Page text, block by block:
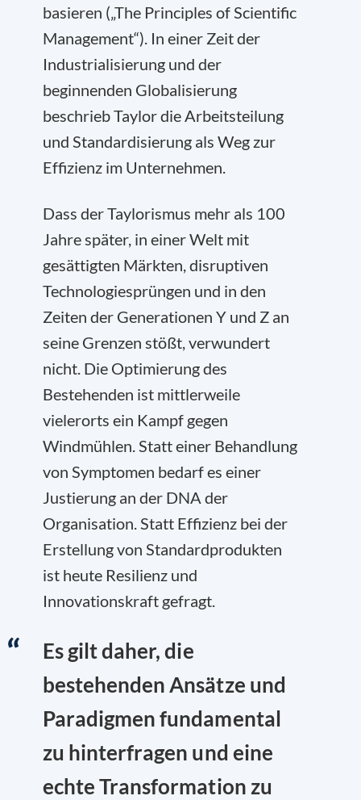
basieren („The Principles of Scientific
Management“). In einer Zeit der
Industrialisierung und der
beginnenden Globalisierung
beschrieb Taylor die Arbeitsteilung
und Standardisierung als Weg zur
Effizienz im Unternehmen.
Dass der Taylorismus mehr als 100
Jahre später, in einer Welt mit
gesättigten Märkten, disruptiven
Technologiesprüngen und in den
Zeiten der Generationen Y und Z an
seine Grenzen stößt, verwundert
nicht. Die Optimierung des
Bestehenden ist mittlerweile
vielerorts ein Kampf gegen
Windmühlen. Statt einer Behandlung
von Symptomen bedarf es einer
Justierung an der DNA der
Organisation. Statt Effizienz bei der
Erstellung von Standardprodukten
ist heute Resilienz und
Innovationskraft gefragt.
Es gilt daher, die
bestehenden Ansätze und
Paradigmen fundamental
zu hinterfragen und eine
echte Transformation zu